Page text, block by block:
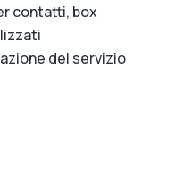
contatti, box
del servizio